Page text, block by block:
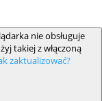
nie obsługuje
takiej z włączoną
zaktualizować?